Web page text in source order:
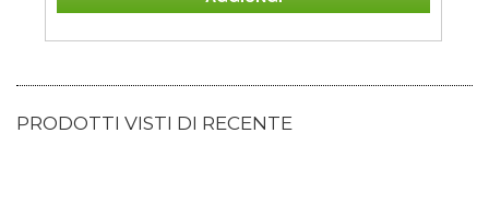
PRODOTTI VISTI DI RECENTE